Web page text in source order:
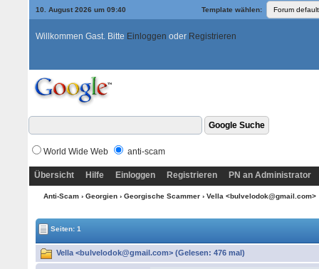
10. August 2026 um 09:40 Template wählen:
Willkommen Gast. Bitte Einloggen oder Registrieren
World Wide Web anti-scam
Übersicht Hilfe Einloggen Registrieren PN an Administrator
Anti-Scam› Georgien› Georgische Scammer› Vella <bulvelodok@gmail.com>
Seiten: 1
Vella <bulvelodok@gmail.com> (Gelesen: 476 mal)